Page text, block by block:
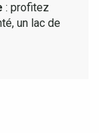
: profitez
un lac de